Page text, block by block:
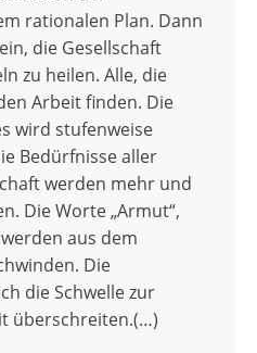
rationalen Plan. Dann
die Gesellschaft
zu heilen. Alle, die
Arbeit finden. Die
wird stufenweise
Bedürfnisse aller
werden mehr und
Die Worte „Armut“,
werden aus dem
Die
die Schwelle zur
überschreiten.(…)